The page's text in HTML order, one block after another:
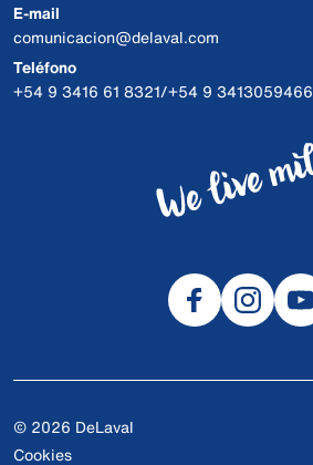
E-mail
comunicacion@delaval.com
Teléfono
+54 9 3416 61 8321/+54 9 3413059466
© 2026 DeLaval
Cookies